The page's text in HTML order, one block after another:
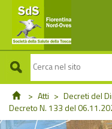
> Atti > Decreti del
Decreto N. 133 del